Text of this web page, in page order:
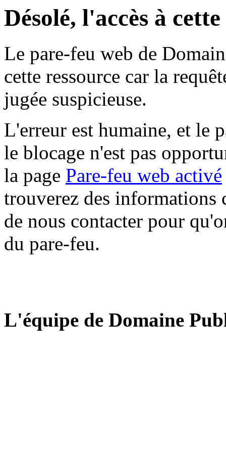
Désolé, l'accès à
Le pare-feu web de
cette ressource car la
jugée suspicieuse.
L'erreur est humaine, et le
le blocage n'est pas
la page Pare-feu web activé
trouverez des informations
de nous contacter pour
du pare-feu.
L'équipe de Domaine